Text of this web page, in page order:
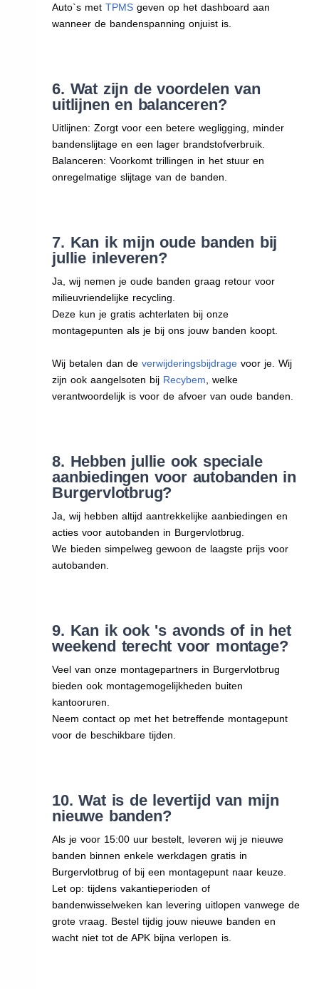
Auto`s metTPMS geven op het dashboard aan
wanneer de bandenspanning onjuist is.
6. Wat zijn de voordelen van
uitlijnen en balanceren?
Uitlijnen: Zorgt voor een betere wegligging, minder
bandenslijtage en een lager brandstofverbruik.
Balanceren: Voorkomt trillingen in het stuur en
onregelmatige slijtage van de banden.
7. Kan ik mijn oude banden bij
jullie inleveren?
Ja, wij nemen je oude banden graag retour voor
milieuvriendelijke recycling.
Deze kun je gratis achterlaten bij onze
montagepunten als je bij ons jouw banden koopt.
Wij betalen dan deverwijderingsbijdrage voor je. Wij
zijn ook aangelsoten bij Recybem , welke
verantwoordelijk is voor de afvoer van oude banden.
8. Hebben jullie ook speciale
aanbiedingen voor autobanden in
Burgervlotbrug?
Ja, wij hebben altijd aantrekkelijke aanbiedingen en
acties voor autobanden in Burgervlotbrug.
We bieden simpelweg gewoon de laagste prijs voor
autobanden.
9. Kan ik ook 's avonds of in het
weekend terecht voor montage?
Veel van onze montagepartners in Burgervlotbrug
bieden ook montagemogelijkheden buiten
kantooruren.
Neem contact op met het betreffende montagepunt
voor de beschikbare tijden.
10. Wat is de levertijd van mijn
nieuwe banden?
Als je voor 15:00 uur bestelt, leveren wij je nieuwe
banden binnen enkele werkdagen gratis in
Burgervlotbrug of bij een montagepunt naar keuze.
Let op: tijdens vakantieperioden of
bandenwisselweken kan levering uitlopen vanwege de
grote vraag. Bestel tijdig jouw nieuwe banden en
wacht niet tot de APK bijna verlopen is.